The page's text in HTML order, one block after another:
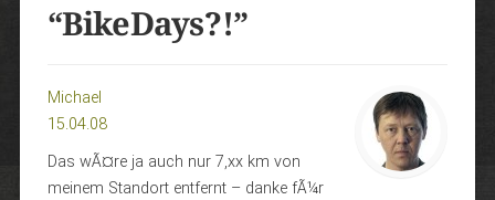
“BikeDays?!”
Michael
15.04.08
Das wÃ¤re ja auch nur 7,xx km von
meinem Standort entfernt – danke fÃ¼r